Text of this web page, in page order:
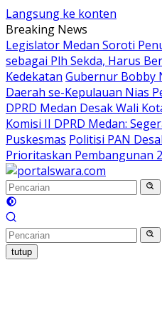
Langsung ke konten
Breaking News
Legislator Medan Soroti
sebagai Plh Sekda, Harus
Kedekatan Gubernur Bobby
Daerah se-Kepulauan Nias
DPRD Medan Desak Wali
Komisi II DPRD Medan:
Puskesmas Politisi PAN
Prioritaskan Pembangunan
tutup